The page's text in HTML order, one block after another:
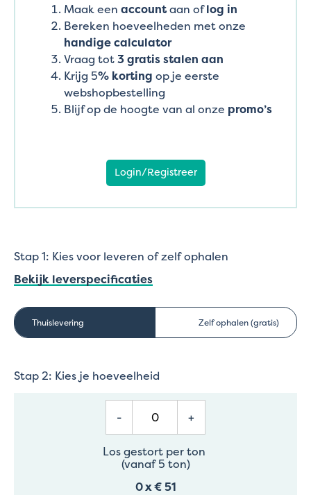
Maak een accountaan oflog in
Bereken hoeveelheden met onze
handige calculator
Vraag tot3 gratis stalen aan
Krijg 5% korting op je eerste
webshopbestelling
Blijf op de hoogte van al onze promo’s
Login/Registreer
Stap 1: Kies voor leveren of zelf ophalen
Bekijk leverspecificaties
Thuislevering Zelf ophalen (gratis)
Stap 2: Kies je hoeveelheid
- +
Los gestort per ton
(vanaf 5 ton)
0x€ 51